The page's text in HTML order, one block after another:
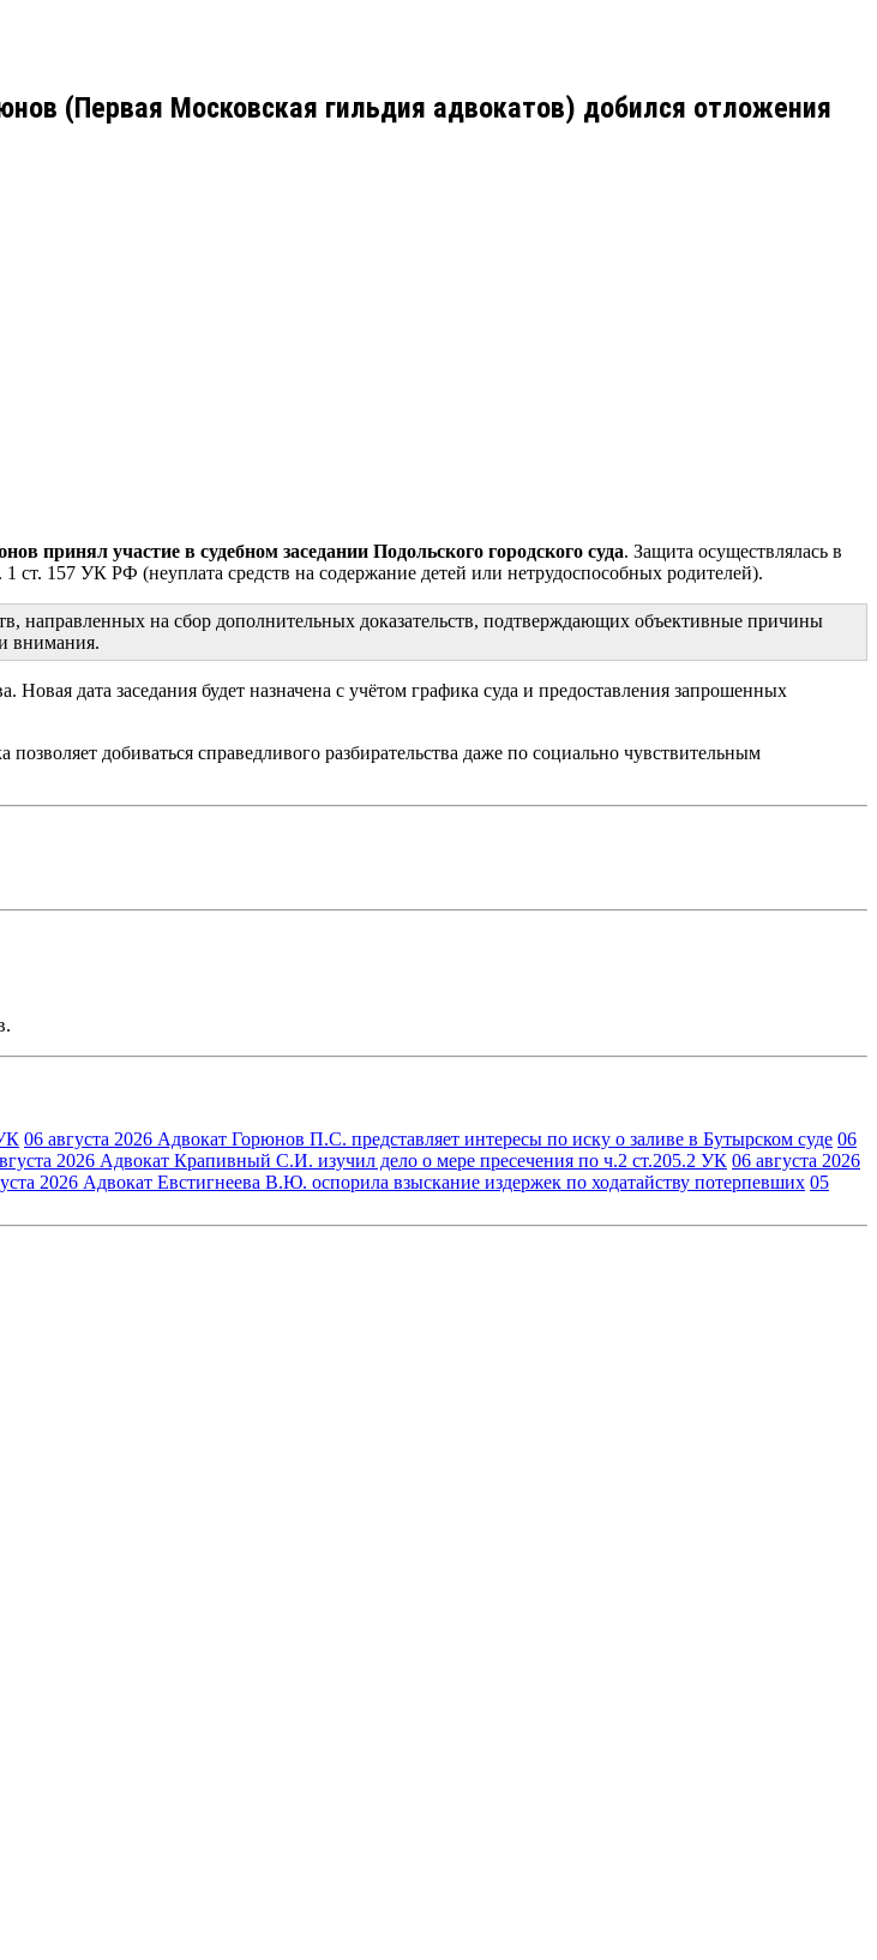
(Первая Московская гильдия адвокатов) добился отложения
принял участие в судебном заседании Подольского городского суда. Защита осуществлялась в
157 УК РФ (неуплата средств на содержание детей или нетрудоспособных родителей).
направленных на сбор дополнительных доказательств, подтверждающих объективные причины
внимания.
дата заседания будет назначена с учётом графика суда и предоставления запрошенных
добиваться справедливого разбирательства даже по социально чувствительным
06 августа 2026 Адвокат Горюнов П.С. представляет интересы по иску о заливе в Бутырском суде 06
2026 Адвокат Крапивный С.И. изучил дело о мере пресечения по ч.2 ст.205.2 УК 06 августа 2026
2026 Адвокат Евстигнеева В.Ю. оспорила взыскание издержек по ходатайству потерпевших 05